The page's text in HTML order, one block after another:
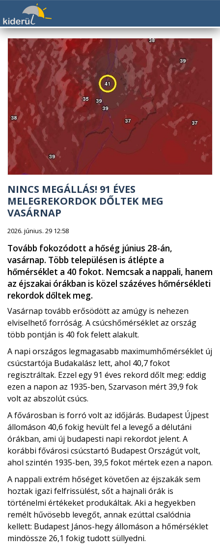
NINCS MEGÁLLÁS! 91 ÉVES
MELEGREKORDOK DŐLTEK MEG
VASÁRNAP
2026. június. 29 12:58
Tovább fokozódott a hőség június 28-án,
vasárnap. Több településen is átlépte a
hőmérséklet a 40 fokot. Nemcsak a nappali, hanem
az éjszakai órákban is közel százéves hőmérsékleti
rekordok dőltek meg.
Vasárnap tovább erősödött az amúgy is nehezen
elviselhető forróság. A csúcshőmérséklet az ország
több pontján is 40 fok felett alakult.
A napi országos legmagasabb maximumhőmérséklet új
csúcstartója Budakalász lett, ahol 40,7 fokot
regisztráltak. Ezzel egy 91 éves rekord dőlt meg: eddig
ezen a napon az 1935-ben, Szarvason mért 39,9 fok
volt az abszolút csúcs.
A fővárosban is forró volt az időjárás. Budapest Újpest
állomáson 40,6 fokig hevült fel a levegő a délutáni
órákban, ami új budapesti napi rekordot jelent. A
korábbi fővárosi csúcstartó Budapest Országút volt,
ahol szintén 1935-ben, 39,5 fokot mértek ezen a napon.
A nappali extrém hőséget követően az éjszakák sem
hoztak igazi felfrissülést, sőt a hajnali órák is
történelmi értékeket produkáltak. Aki a hegyekben
remélt hűvösebb levegőt, annak ezúttal csalódnia
kellett: Budapest János-hegy állomáson a hőmérséklet
mindössze 26,1 fokig tudott süllyedni.